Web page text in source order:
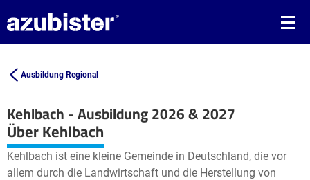
Ausbildung Regional
Kehlbach - Ausbildung 2026 & 2027
+
−
Leaflet | © OpenStreetMap2
Über Kehlbach
Kehlbach ist eine kleine Gemeinde in Deutschland, die vor
allem durch die Landwirtschaft und die Herstellung von